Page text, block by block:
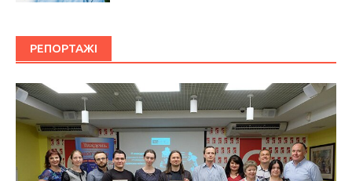
РЕПОРТАЖІ